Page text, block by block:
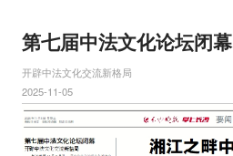
第七届中法文化论坛闭幕
开辟中法文化交流新格局
2025-11-05